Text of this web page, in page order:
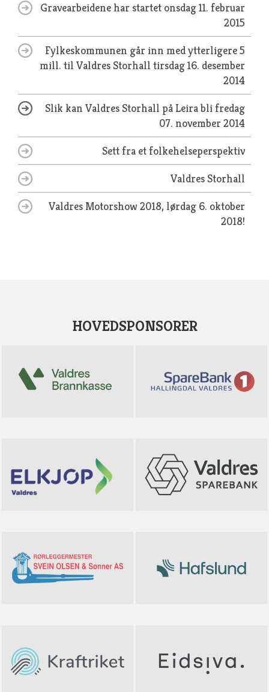
Gravearbeidene har startet onsdag 11. februar
2015
Fylkeskommunen går inn med ytterligere 5
mill. til Valdres Storhall tirsdag 16. desember
2014
Slik kan Valdres Storhall på Leira blifredag
07. november 2014
Sett fra et folkehelseperspektiv
Valdres Storhall
Valdres Motorshow 2018, lørdag 6. oktober
2018!
HOVEDSPONSORER